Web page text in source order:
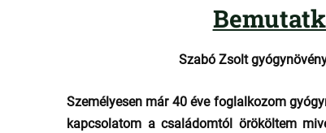
Szabó Zsolt
Személyesen már 40 éve foglalkozom
kapcsolatom a családomtól örököltem